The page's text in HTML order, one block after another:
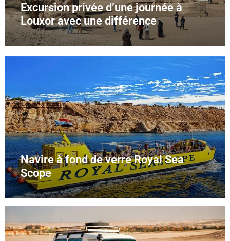
Excursion privée d’une journée à
Louxor avec une différence
Navire à fond de verre Royal Sea
Scope